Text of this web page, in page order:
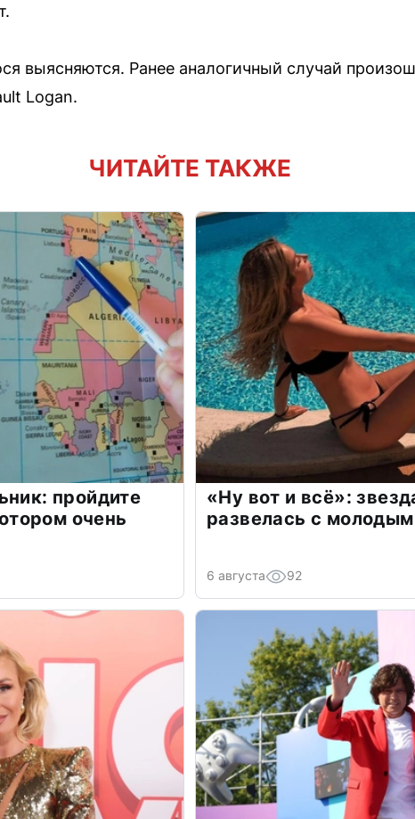
выясняются. Ранее аналогичный случай
Logan.
ЧИТАЙТЕ ТАКЖЕ
пройдите
очень
«Ну вот и всё»:
развелась с
6 августа 92